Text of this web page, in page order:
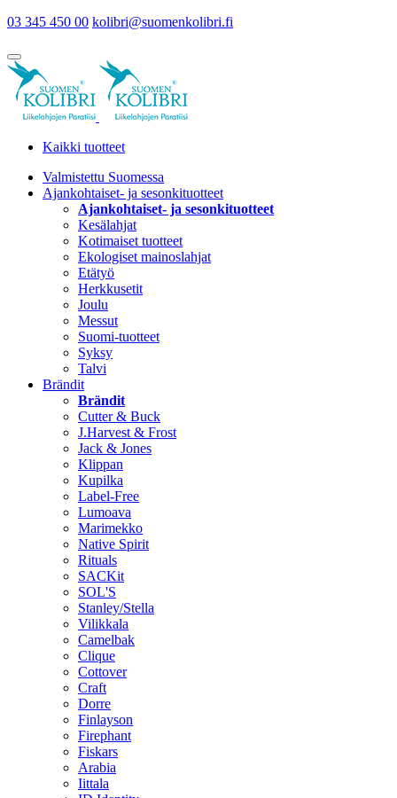
03 345 450 00 kolibri@suomenkolibri.fi
Kaikki tuotteet
Valmistettu Suomessa
Ajankohtaiset- ja sesonkituotteet
Ajankohtaiset- ja sesonkituotteet
Kesälahjat
Kotimaiset tuotteet
Ekologiset mainoslahjat
Etätyö
Herkkusetit
Joulu
Messut
Suomi-tuotteet
Syksy
Talvi
Brändit
Brändit
Cutter & Buck
J.Harvest & Frost
Jack & Jones
Klippan
Kupilka
Label-Free
Lumoava
Marimekko
Native Spirit
Rituals
SACKit
SOL'S
Stanley/Stella
Vilikkala
Camelbak
Clique
Cottover
Craft
Dorre
Finlayson
Firephant
Fiskars
Arabia
Iittala